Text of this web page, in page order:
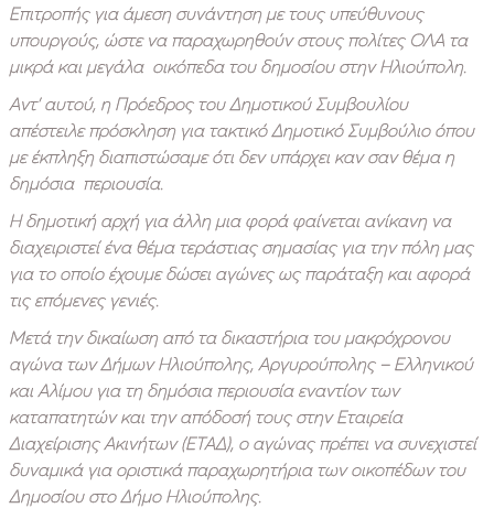
Επιτροπής για άμεση συνάντηση με τους υπεύθυνους
υπουργούς, ώστε να παραχωρηθούν στους πολίτες ΟΛΑ τα
μικρά και μεγάλα οικόπεδα του δημοσίου στην Ηλιούπολη.
Αντ’ αυτού, η Πρόεδρος του Δημοτικού Συμβουλίου
απέστειλε πρόσκληση για τακτικό Δημοτικό Συμβούλιο όπου
με έκπληξη διαπιστώσαμε ότι δεν υπάρχει καν σαν θέμα η
δημόσια περιουσία.
Η δημοτική αρχή για άλλη μια φορά φαίνεται ανίκανη να
διαχειριστεί ένα θέμα τεράστιας σημασίας για την πόλη μας
για το οποίο έχουμε δώσει αγώνες ως παράταξη και αφορά
τις επόμενες γενιές.
Μετά την δικαίωση από τα δικαστήρια του μακρόχρονου
αγώνα των Δήμων Ηλιούπολης, Αργυρούπολης – Ελληνικού
και Αλίμου για τη δημόσια περιουσία εναντίον των
καταπατητών και την απόδοσή τους στην Εταιρεία
Διαχείρισης Ακινήτων (ΕΤΑΔ), ο αγώνας πρέπει να συνεχιστεί
δυναμικά για οριστικά παραχωρητήρια των οικοπέδων του
Δημοσίου στο Δήμο Ηλιούπολης.